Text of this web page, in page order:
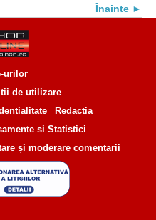
Înainte
urilor
de utilizare
Redactia
și moderare comentarii